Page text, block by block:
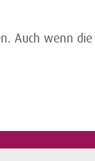
Auch wenn